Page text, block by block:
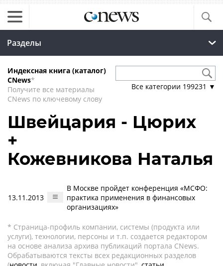
Разделы
Индексная книга (каталог)
CNews*
Получите все материалы
CNews по ключевому слову
Все категории 199231 ▼
Швейцария - Цюрих
+
Кожевникова Наталья
13.11.2013
В Москве пройдет конференция «МСФО:
практика применения в финансовых
организациях»
* Страница-профиль компании, системы (продукта или
услуги), технологии, персоны и т.п. создается редактором
на основе анализа архива публикаций портала CNews.
Обрабатываются тексты всех редакционных разделов